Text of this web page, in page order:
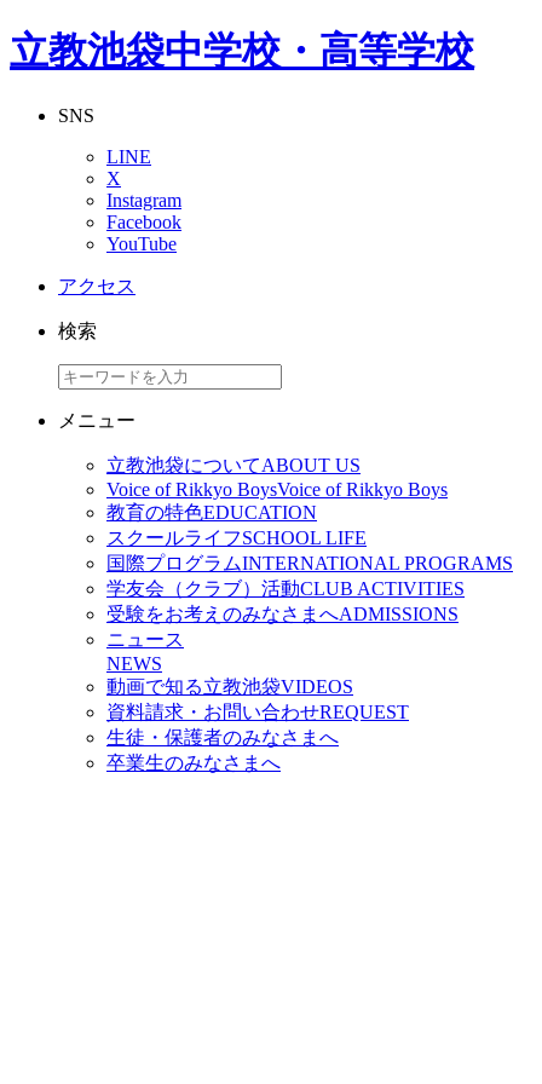
立教池袋中学校・高等学校
SNS
LINE
X
Instagram
Facebook
YouTube
アクセス
検索
メニュー
立教池袋についてABOUT US
Voice of Rikkyo BoysVoice of Rikkyo Boys
教育の特色EDUCATION
スクールライフSCHOOL LIFE
国際プログラムINTERNATIONAL PROGRAMS
学友会（クラブ）活動CLUB ACTIVITIES
受験をお考えのみなさまへADMISSIONS
ニュース
NEWS
動画で知る立教池袋VIDEOS
資料請求・お問い合わせREQUEST
生徒・保護者のみなさまへ
卒業生のみなさまへ